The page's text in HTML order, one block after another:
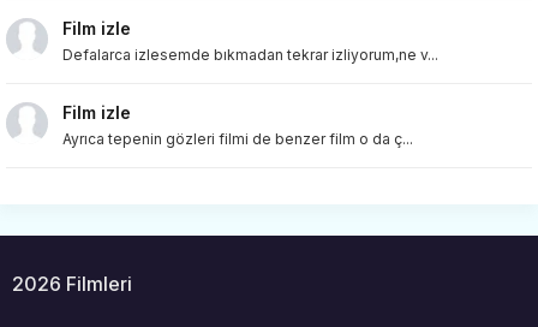
Film izle
Defalarca izlesemde bıkmadan tekrar izliyorum,ne v...
Film izle
Ayrıca tepenin gözleri filmi de benzer film o da ç...
2026 Filmleri